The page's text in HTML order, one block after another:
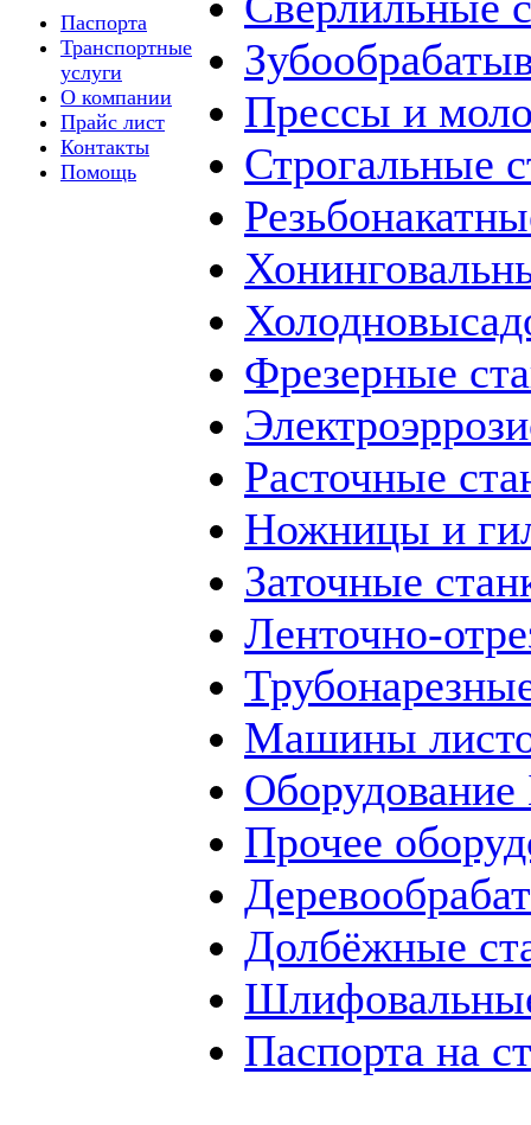
Паспорта
Транспортные
услуги
О компании
Прайс лист
Контакты
Помощь
Прессы и
Строгальные
Фрезерные
Расточные
Ножницы и
Заточные
Ленточно-
Машины
Прочее
Долбёжные
Паспорта на